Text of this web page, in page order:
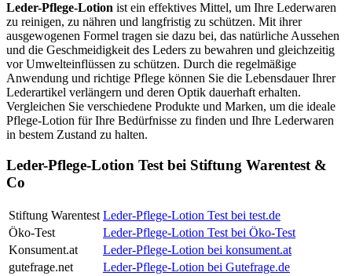
Leder-Pflege-Lotion ist ein effektives Mittel, um Ihre Lederwaren
zu reinigen, zu nähren und langfristig zu schützen. Mit ihrer
ausgewogenen Formel tragen sie dazu bei, das natürliche Aussehen
und die Geschmeidigkeit des Leders zu bewahren und gleichzeitig
vor Umwelteinflüssen zu schützen. Durch die regelmäßige
Anwendung und richtige Pflege können Sie die Lebensdauer Ihrer
Lederartikel verlängern und deren Optik dauerhaft erhalten.
Vergleichen Sie verschiedene Produkte und Marken, um die ideale
Pflege-Lotion für Ihre Bedürfnisse zu finden und Ihre Lederwaren
in bestem Zustand zu halten.
Leder-Pflege-Lotion Test bei Stiftung Warentest &
Co
Stiftung Warentest Leder-Pflege-Lotion Test bei test.de
Öko-Test
Leder-Pflege-Lotion Test bei Öko-Test
Konsument.at
Leder-Pflege-Lotion bei konsument.at
gutefrage.net
Leder-Pflege-Lotion bei Gutefrage.de